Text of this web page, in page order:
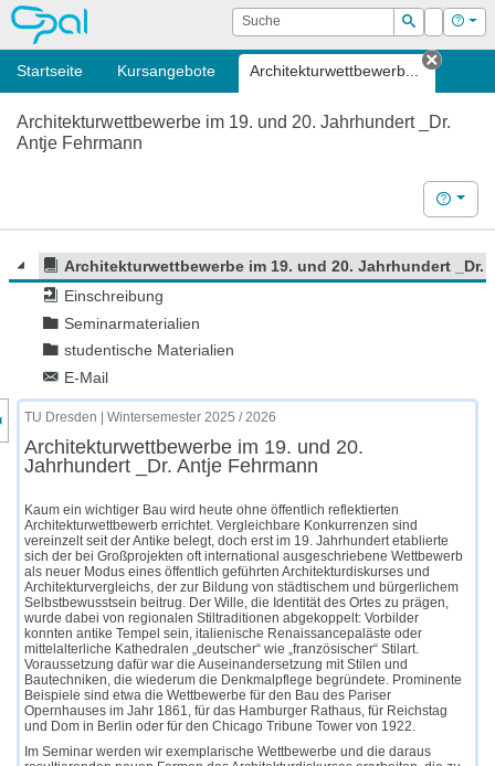
OPAL Suche
Suchen
Login Hilfe
Startseite Kursangebote Architektur­wettbewerb...
Tab
Architektur­wettbewerbe im 19. und 20. Jahrhundert _Dr.
Antje Fehrmann
Hilfe
Architektur­wettbewerbe im 19. und 20. Jahrhundert _Dr.
Einschreibung
Seminarmaterialien
studentische Materialien
E-Mail
des Kursmenüs
TU Dresden | Wintersemester 2025 / 2026
Architektur­wettbewerbe im 19. und 20.
Jahrhundert _Dr. Antje Fehrmann
Kaum ein wichtiger Bau wird heute ohne öffentlich reflektierten
Architekturwettbewerb errichtet. Vergleichbare Konkurrenzen sind
vereinzelt seit der Antike belegt, doch erst im 19. Jahrhundert etablierte
sich der bei Großprojekten oft international ausgeschriebene Wettbewerb
als neuer Modus eines öffentlich geführten Architekturdiskurses und
Architekturvergleichs, der zur Bildung von städtischem und bürgerlichem
Selbstbewusstsein beitrug. Der Wille, die Identität des Ortes zu prägen,
wurde dabei von regionalen Stiltraditionen abgekoppelt: Vorbilder
konnten antike Tempel sein, italienische Renaissancepaläste oder
mittelalterliche Kathedralen „deutscher“ wie „französischer“ Stilart.
Voraussetzung dafür war die Auseinandersetzung mit Stilen und
Bautechniken, die wiederum die Denkmalpflege begründete. Prominente
Beispiele sind etwa die Wettbewerbe für den Bau des Pariser
Opernhauses im Jahr 1861, für das Hamburger Rathaus, für Reichstag
und Dom in Berlin oder für den Chicago Tribune Tower von 1922.
Im Seminar werden wir exemplarische Wettbewerbe und die daraus